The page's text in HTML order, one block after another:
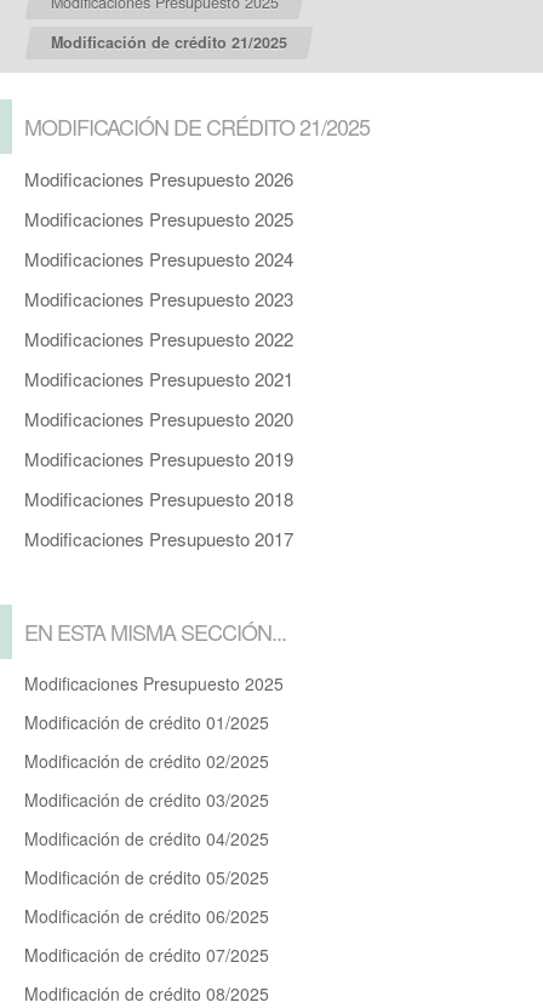
Modificación de crédito 21/2025
MODIFICACIÓN DE CRÉDITO 21/2025
Modificaciones Presupuesto 2026
Modificaciones Presupuesto 2025
Modificaciones Presupuesto 2024
Modificaciones Presupuesto 2023
Modificaciones Presupuesto 2022
Modificaciones Presupuesto 2021
Modificaciones Presupuesto 2020
Modificaciones Presupuesto 2019
Modificaciones Presupuesto 2018
Modificaciones Presupuesto 2017
EN ESTA MISMA SECCIÓN...
Modificaciones Presupuesto 2025
Modificación de crédito 01/2025
Modificación de crédito 02/2025
Modificación de crédito 03/2025
Modificación de crédito 04/2025
Modificación de crédito 05/2025
Modificación de crédito 06/2025
Modificación de crédito 07/2025
Modificación de crédito 08/2025